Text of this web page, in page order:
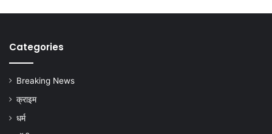
Categories
Breaking News
क्राइम
धर्म